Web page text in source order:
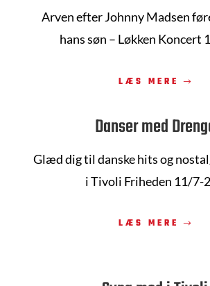
Arven efter Johnny Madsen
hans søn – Løkken Koncert
LÆS MERE
Danser med
Glæd dig til danske hits og
i Tivoli Friheden 11/7-
LÆS MERE